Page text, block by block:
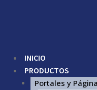
INICIO
PRODUCTOS
Portales y